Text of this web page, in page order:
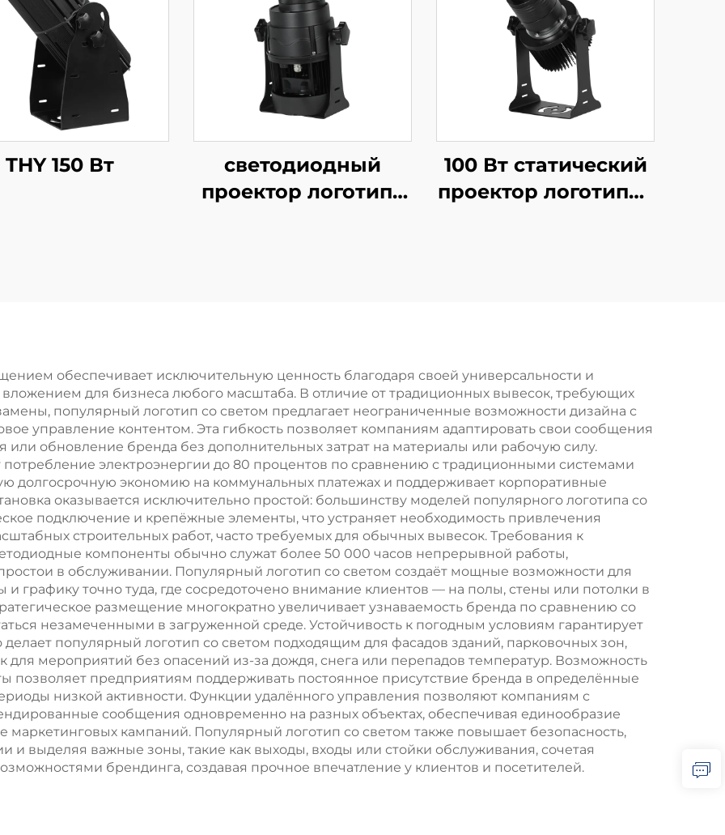
THY 150 Вт
светодиодный
проектор логотипа
брендинга и
проекции на здания
100 Вт статический
проектор логотипов
обеспечивает исключительную ценность благодаря своей универсальности и
для бизнеса любого масштаба. В отличие от традиционных вывесок, требующих
популярный логотип со светом предлагает неограниченные возможности дизайна с
управление контентом. Эта гибкость позволяет компаниям адаптировать свои сообщения
обновление бренда без дополнительных затрат на материалы или рабочую силу.
электроэнергии до 80 процентов по сравнению с традиционными системами
долгосрочную экономию на коммунальных платежах и поддерживает корпоративные
оказывается исключительно простой: большинству моделей популярного логотипа со
подключение и крепёжные элементы, что устраняет необходимость привлечения
строительных работ, часто требуемых для обычных вывесок. Требования к
компоненты обычно служат более 50 000 часов непрерывной работы,
в обслуживании. Популярный логотип со светом создаёт мощные возможности для
графику точно туда, где сосредоточено внимание клиентов — на полы, стены или потолки в
размещение многократно увеличивает узнаваемость бренда по сравнению со
незамеченными в загруженной среде. Устойчивость к погодным условиям гарантирует
популярный логотип со светом подходящим для фасадов зданий, парковочных зон,
мероприятий без опасений из-за дождя, снега или перепадов температур. Возможность
позволяет предприятиям поддерживать постоянное присутствие бренда в определённые
низкой активности. Функции удалённого управления позволяют компаниям с
сообщения одновременно на разных объектах, обеспечивая единообразие
кампаний. Популярный логотип со светом также повышает безопасность,
и выделяя важные зоны, такие как выходы, входы или стойки обслуживания, сочетая
брендинга, создавая прочное впечатление у клиентов и посетителей.